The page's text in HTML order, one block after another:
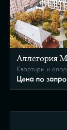
Аллегория
Квартиры и
Цена по